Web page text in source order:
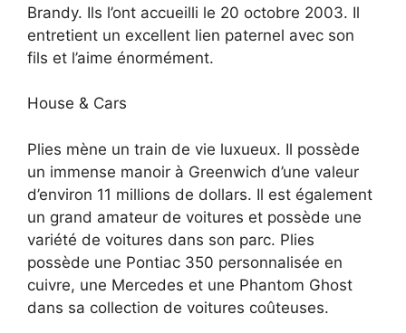
Brandy. Ils l’ont accueilli le 20 octobre 2003. Il
entretient un excellent lien paternel avec son
fils et l’aime énormément.
House & Cars
Plies mène un train de vie luxueux. Il possède
un immense manoir à Greenwich d’une valeur
d’environ 11 millions de dollars. Il est également
un grand amateur de voitures et possède une
variété de voitures dans son parc. Plies
possède une Pontiac 350 personnalisée en
cuivre, une Mercedes et une Phantom Ghost
dans sa collection de voitures coûteuses.